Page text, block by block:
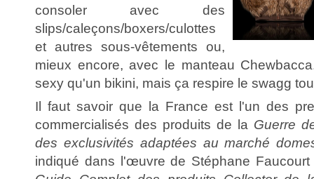
consoler avec des
slips/caleçons/boxers/culottes
et autres sous-vêtements ou,
mieux encore, avec le manteau
sexy qu'un bikini, mais ça respire le swagg
Il faut savoir que la France est l'un des
commercialisés des produits de la Guerre
des exclusivités adaptées au marché
indiqué dans l'œuvre de Stéphane